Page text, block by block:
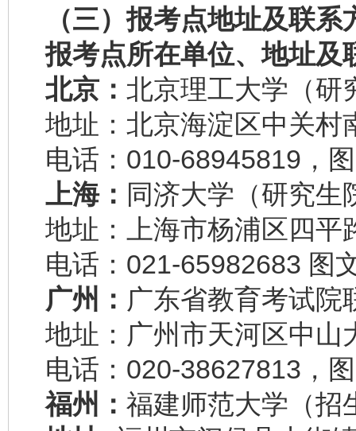
（三）报考点地址及联系
报考点所在单位、地址及
北京： 北京理工大学（研
地址：北京海淀区中关村
电话：010-68945819，
上海： 同济大学（研究生
地址：上海市杨浦区四平
电话：021-65982683 图
广州： 广东省教育考试院
地址：广州市天河区中山
电话：020-38627813，
福州： 福建师范大学（招